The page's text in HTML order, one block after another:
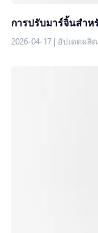
การปรับมาร์จิ้นสำห
2026-04-17 | อัปเดตผลิ